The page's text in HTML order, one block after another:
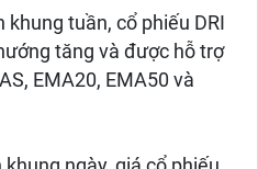
khung tuần, cổ phiếu DRI
tăng và được hỗ trợ
EMA20, EMA50 và